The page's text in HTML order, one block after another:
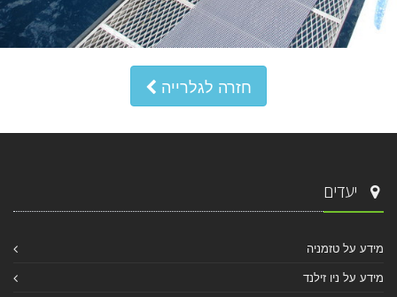
חזרה לגלרייה
יעדים
מידע על טזמניה
מידע על ניו זילנד